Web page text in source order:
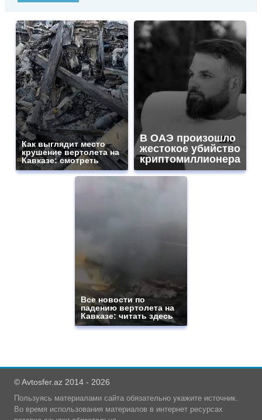
Как выглядит место
крушение вертолета на
Кавказе: смотреть
В ОАЭ произошло
жестокое убийство
криптомиллионера
Все новости по
падению вертолета на
Кавказе: читать здесь
© Avtosfer.az 2014 - 2026
Пользуясь материалами сайта обязательно укажите источник.
Во время использования материалов в интернет ресурсах